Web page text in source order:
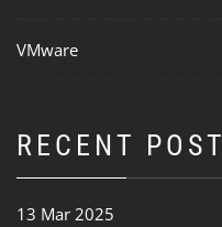
VMware
RECENT POST
13 Mar 2025